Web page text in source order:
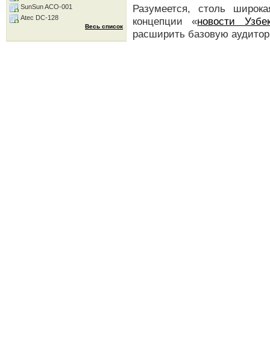
Разумеется, столь
концепции «новости
расширить базовую
SunSun ACO-001
Atec DC-128
Весь список